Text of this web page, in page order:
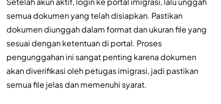
semua dokumen yang telah disiapkan. Pastikan
dokumen diunggah dalam format dan ukuran file yang
sesuai dengan ketentuan di portal. Proses
pengunggahan ini sangat penting karena dokumen
akan diverifikasi oleh petugas imigrasi, jadi pastikan
semua file jelas dan memenuhi syarat.